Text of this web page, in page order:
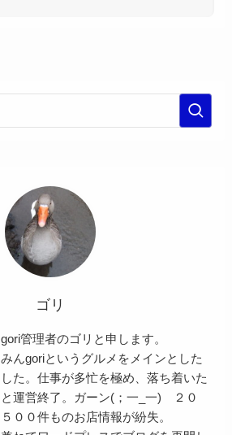
ゴリ
管理者のゴリと申します。
んgoriというグルメをメインとした
た。仕事が多忙を極め、落ち着いた
運営終了。ガーン(；一_一) ２０
００件ものお店情報が紛失。